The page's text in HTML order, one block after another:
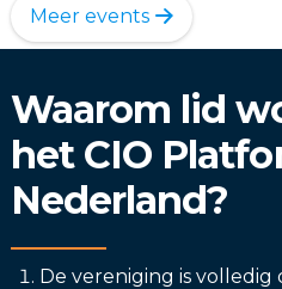
Meer events
Waarom lid
het CIO
Nederland?
De vereniging is volledig